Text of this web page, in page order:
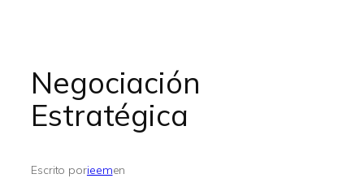
Negociación
Estratégica
Escrito porieemen